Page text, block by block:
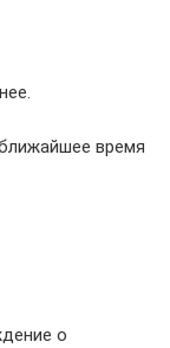
время
о